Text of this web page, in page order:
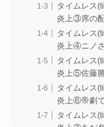
タイムレス
炎上③席の
タイムレス
炎上④ニノ
タイムレス
炎上⑤佐藤
タイムレス
炎上⑥帝劇
タイムレス